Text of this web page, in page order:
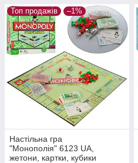
Топ продажів –1%
Настільна гра
"Монополія" 6123 UA,
жетони, картки, кубики